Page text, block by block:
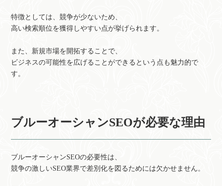
特徴としては、競争が少ないため、
高い検索順位を獲得しやすい点が挙げられます。
また、新規市場を開拓することで、
ビジネスの可能性を広げることができるという点も魅力的で
す。
ブルーオーシャンSEOが必要な理由
ブルーオーシャンSEOの必要性は、
競争の激しいSEO業界で差別化を図るためには欠かせません。